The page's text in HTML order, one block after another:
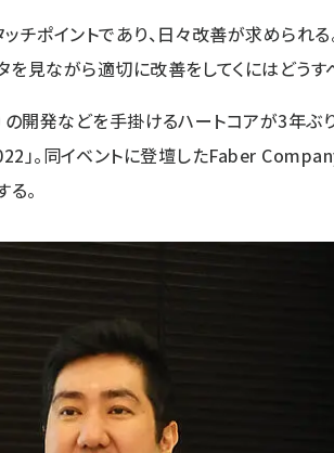
チポイントであり、日々改善が求められる
見ながら適切に改善をしてくにはどうす
の開発などを手掛けるハートコアが3年ぶ
」。同イベントに登壇したFaber
。